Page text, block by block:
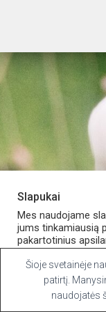
PARDUOTUVĖ
Slapukai
Mes naudojame
jums tinkamiausią
pakartotinius
sutinkate naudoti
Slapukų
Šioje svetainėje
patirtį.
naudojatės